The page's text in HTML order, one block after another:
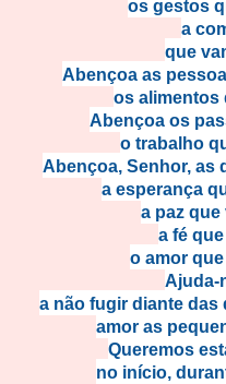
os gestos
a
que
Abençoa as
os alimentos
Abençoa os
o trabalho
Abençoa, Senhor, as
a esperança
a paz que
a fé
o amor
Ajuda-
a não fugir diante das
amor as
Queremos
no início,